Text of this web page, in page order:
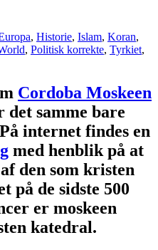
, Historie, Islam, Koran,
, Politisk korrekte, Tyrkiet,
Cordoba Moskeen
det samme bare
internet findes en
med henblik på at
den som kristen
på de sidste 500
er moskeen
katedral.